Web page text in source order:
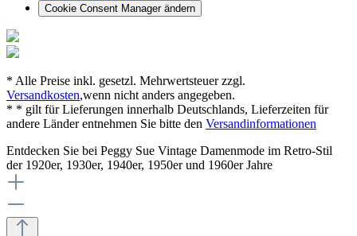
Cookie Consent Manager ändern
* Alle Preise inkl. gesetzl. Mehrwertsteuer zzgl.
Versandkosten,wenn nicht anders angegeben.
* * gilt für Lieferungen innerhalb Deutschlands, Lieferzeiten für
andere Länder entnehmen Sie bitte den Versandinformationen
Entdecken Sie bei Peggy Sue Vintage Damenmode im Retro-Stil
der 1920er, 1930er, 1940er, 1950er und 1960er Jahre